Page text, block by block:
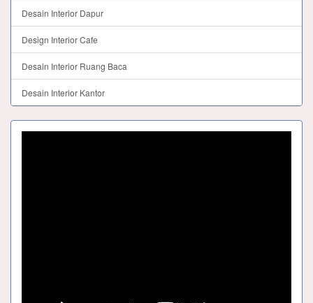
Desain Interior Dapur
Design Interior Cafe
Desain Interior Ruang Baca
Desain Interior Kantor